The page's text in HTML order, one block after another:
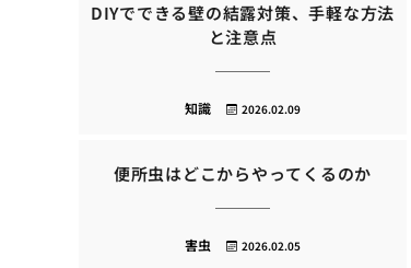
DIYでできる壁の結露対策、手軽な方法
と注意点
2026.02.09
知識
便所虫はどこからやってくるのか
2026.02.05
害虫